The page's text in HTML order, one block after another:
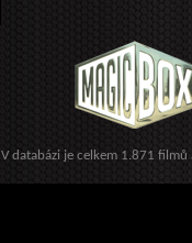
V databázi je celkem 1.871